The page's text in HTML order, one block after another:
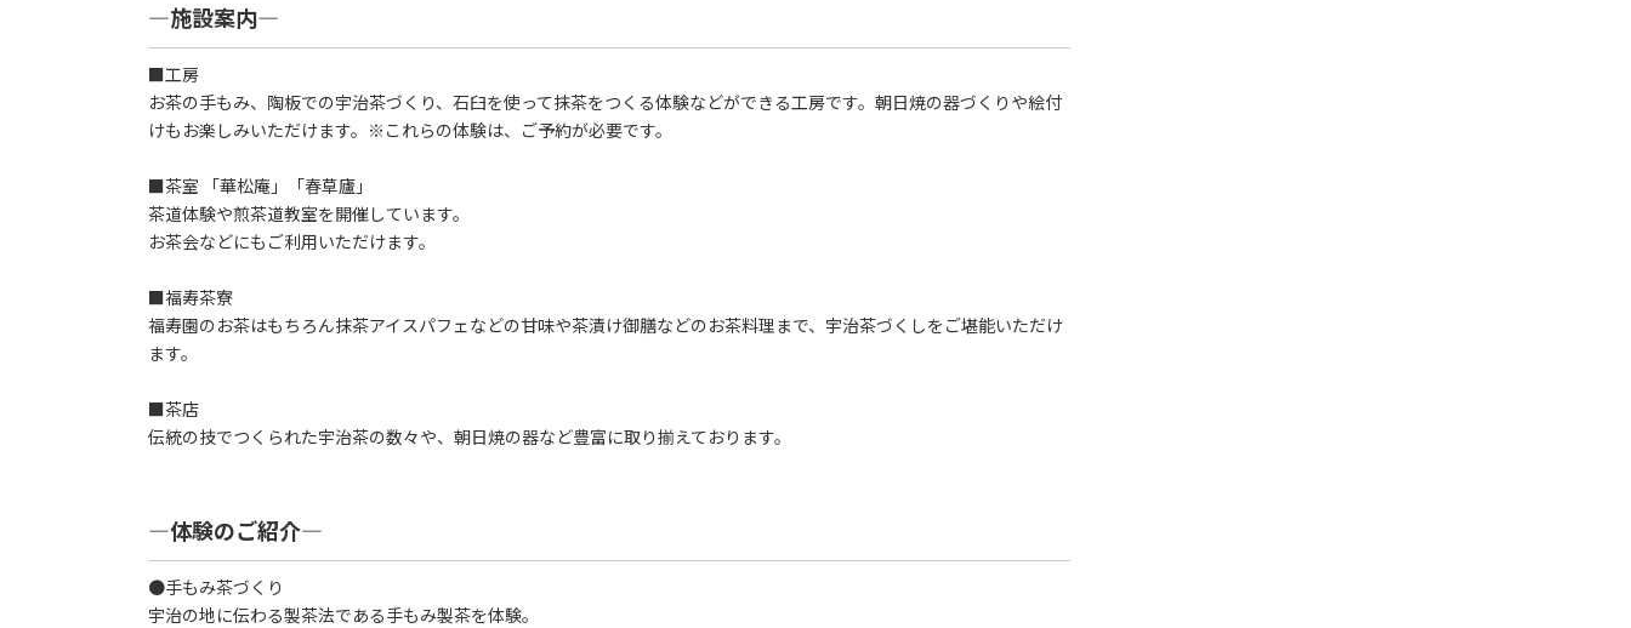
―施設案内―
■工房
お茶の手もみ、陶板での宇治茶づくり、石臼を使って抹茶をつくる体験などができる工房です。朝日焼の器づくりや絵付
けもお楽しみいただけます。※これらの体験は、ご予約が必要です。
■茶室 「華松庵」「春草廬」
茶道体験や煎茶道教室を開催しています。
お茶会などにもご利用いただけます。
■福寿茶寮
福寿園のお茶はもちろん抹茶アイスパフェなどの甘味や茶漬け御膳などのお茶料理まで、宇治茶づくしをご堪能いただけ
ます。
■茶店
伝統の技でつくられた宇治茶の数々や、朝日焼の器など豊富に取り揃えております。
―体験のご紹介―
●手もみ茶づくり
宇治の地に伝わる製茶法である手もみ製茶を体験。